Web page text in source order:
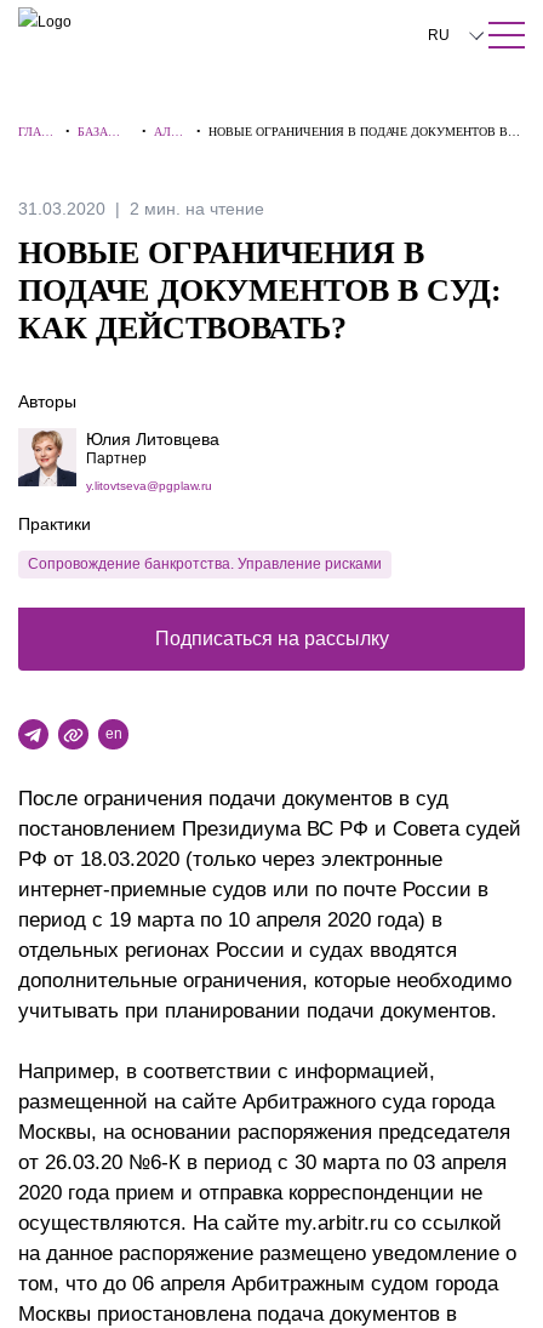
ПОИСК ПО САЙТУ Закрыть
RU
中文
Italiano
ГЛАВ
• БАЗА
• АЛЕР
• НОВЫЕ ОГРАНИЧЕНИЯ В ПОДАЧЕ ДОКУМЕНТОВ В
31.03.2020 2 мин. на чтение
НОВЫЕ ОГРАНИЧЕНИЯ В
ПОДАЧЕ ДОКУМЕНТОВ В СУД:
КАК ДЕЙСТВОВАТЬ?
en
После ограничения подачи документов в суд
постановлением Президиума ВС РФ и Совета судей
РФ от 18.03.2020 (только через электронные
интернет-приемные судов или по почте России в
период c 19 марта по 10 апреля 2020 года) в
отдельных регионах России и судах вводятся
дополнительные ограничения, которые необходимо
учитывать при планировании подачи документов.
Например, в соответствии с информацией,
размещенной на сайте Арбитражного суда города
Москвы, на основании распоряжения председателя
от 26.03.20 №6-К в период с 30 марта по 03 апреля
2020 года прием и отправка корреспонденции не
осуществляются. На сайте my.arbitr.ru со ссылкой
на данное распоряжение размещено уведомление о
том, что до 06 апреля Арбитражным судом города
Москвы приостановлена подача документов в
Авторы
Юлия Литовцева
Партнер
y.litovtseva@pgplaw.ru
Практики
Сопровождение банкротства. Управление рисками
Подписаться на рассылку